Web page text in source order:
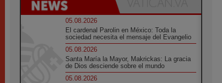
05.08.2026
El cardenal Parolin en México: Toda la
sociedad necesita el mensaje del Evangelio
05.08.2026
Santa María la Mayor, Makrickas: La gracia
de Dios desciende sobre el mundo
05.08.2026